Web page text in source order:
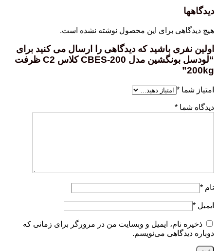
دیدگاهها
هیچ دیدگاهی برای این محصول نوشته نشده است.
اولین نفری باشید که دیدگاهی را ارسال می کنید برای
“لودسل بونگشین مدل CBES-200 کلاس C2 ظرفت
200kg”
امتیاز شما *
دیدگاه شما *
نام *
ایمیل *
ذخیره نام، ایمیل و وبسایت من در مرورگر برای زمانی که
دوباره دیدگاهی می‌نویسم.